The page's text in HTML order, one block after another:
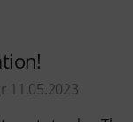
11.05.2023